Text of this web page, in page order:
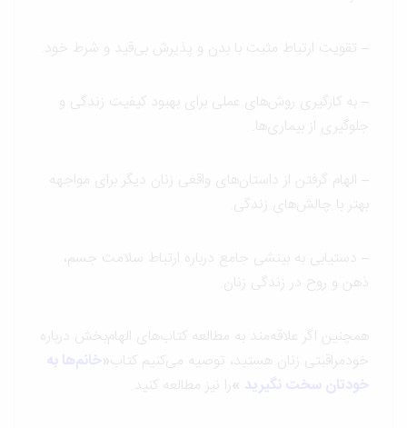
تقویت ارتباط مثبت با بدن و پذیرش بی‌قید و شرط خود.
به کارگیری روش‌های عملی برای بهبود کیفیت زندگی و
جلوگیری از بیماری‌ها.
الهام گرفتن از داستان‌های واقعی زنان دیگر برای مواجهه
بهتر با چالش‌های زندگی.
دستیابی به بینشی جامع درباره ارتباط سلامت جسم،
ذهن و روح در زندگی زنان.
همچنین اگر علاقه‌مند به مطالعه کتاب‌های الهام‌بخش درباره
خودمراقبتی زنان هستید، توصیه می‌کنیم کتاب «خانم‌ها به
خودتان سخت نگیرید»را نیز مطالعه کنید.